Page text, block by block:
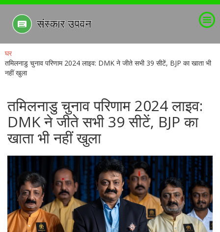
घर
तमिलनाडु चुनाव परिणाम 2024 लाइव: DMK ने जीते सभी 39 सीटें, BJP का खाता भी
नहीं खुला
तमिलनाडु चुनाव परिणाम 2024 लाइव:
DMK ने जीते सभी 39 सीटें, BJP का
खाता भी नहीं खुला